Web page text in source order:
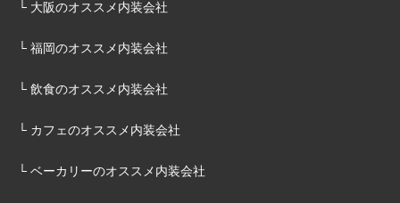
└ 大阪のオススメ内装会社
└ 福岡のオススメ内装会社
└ 飲食のオススメ内装会社
└ カフェのオススメ内装会社
└ ベーカリーのオススメ内装会社